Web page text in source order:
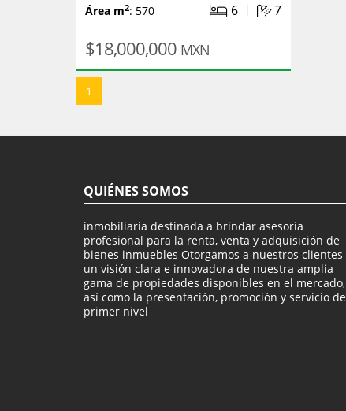
Área m2: 570 6| 7
$18,000,000 MXN
1
QUIÉNES SOMOS
inmobiliaria destinada a brindar asesoría
profesional para la renta, venta y adquisición de
bienes inmuebles Otorgamos a nuestros clientes
un visión clara e innovadora de nuestra amplia
gama de propiedades disponibles en el mercado,
así como la presentación, promoción y servicio de
primer nivel